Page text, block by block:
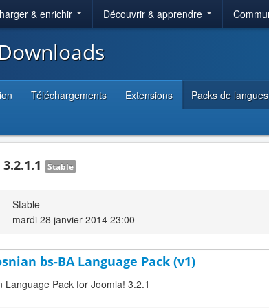
& enrichir Découvrir & apprendre
Téléchargements Extensions Packs de langues
Stable
Stable
mardi 28 janvier 2014 23:00
bs-BA Language Pack (v1)
Language Pack for Joomla! 3.2.1